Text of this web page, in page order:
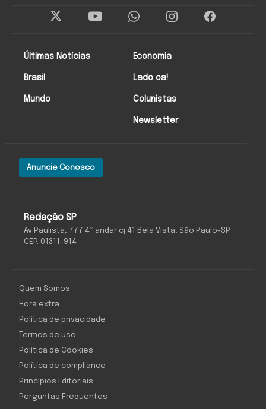
Redação SP
Av Paulista, 777 4º andar cj 41 Bela Vista, São Paulo-SP
CEP: 01311-914
Anuncie Conosco
Últimas Notícias
Brasil
Mundo
Economia
Lado oa!
Colunistas
Newsletter
Quem Somos
Hora extra
Política de privacidade
Termos de uso
Política de Cookies
Política de compliance
Princípios Editoriais
Perguntas Frequentes